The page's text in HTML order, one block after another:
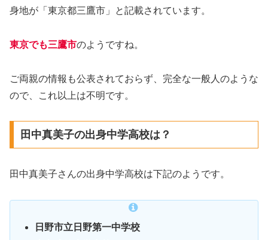
身地が「東京都三鷹市」と記載されています。
東京でも三鷹市のようですね。
ご両親の情報も公表されておらず、完全な一般人のような
ので、これ以上は不明です。
田中真美子の出身中学高校は？
田中真美子さんの出身中学高校は下記のようです。
日野市立日野第一中学校